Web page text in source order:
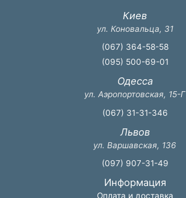
Киев
ул. Коновальца, 31
(067) 364-58-58
(095) 500-69-01
Одесса
ул. Аэропортовская, 15-Г
(067) 31-31-346
Львов
ул. Варшавская, 136
(097) 907-31-49
Информация
Оплата и доставка